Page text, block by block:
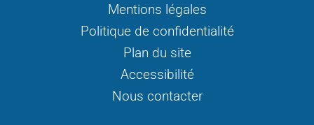
Mentions légales
Politique de confidentialité
Plan du site
Accessibilité
Nous contacter